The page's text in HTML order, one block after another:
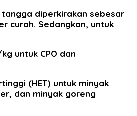
tangga diperkirakan sebesar
curah. Sedangkan, untuk
untuk CPO dan
(HET) untuk minyak
dan minyak goreng